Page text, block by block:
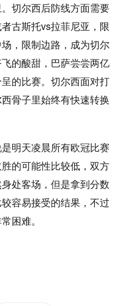
切尔西后防线方面需要
古斯托vs拉菲尼亚，限
，限制边路，成为切尔
的酸甜，巴萨尝尝两亿
的比赛。切尔西面对打
骨子里始终有快速转换
明天凌晨所有欧冠比赛
的可能性比较低，双方
处客场，但是拿到分数
容易接受的结果，不过
困难。